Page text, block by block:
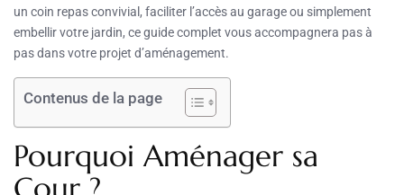
un coin repas convivial, faciliter l’accès au garage ou simplement
embellir votre jardin, ce guide complet vous accompagnera pas à
pas dans votre projet d’aménagement.
Contenus de la page
Pourquoi Aménager sa